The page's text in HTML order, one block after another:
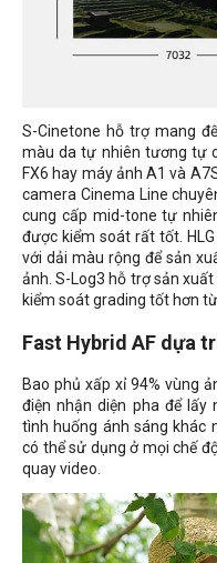
S-Cinetone hỗ trợ mang
màu da tự nhiên tương tự
FX6 hay máy ảnh A1 và
camera Cinema Line
cung cấp mid-tone tự
được kiểm soát rất tốt.
với dải màu rộng để sản
ảnh. S-Log3 hỗ trợ sản
kiểm soát grading tốt hơn
Fast Hybrid AF dựa
Bao phủ xấp xỉ 94% vùng
điện nhận diện pha để lấy
tình huống ánh sáng khác
có thể sử dụng ở mọi chế
quay video.